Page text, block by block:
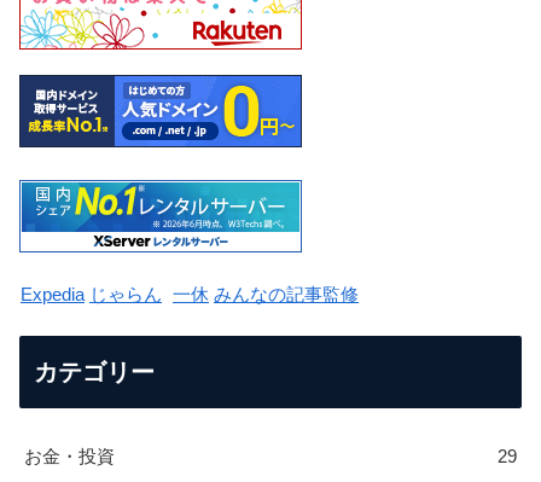
Expedia じゃらん 一休 みんなの記事監修
カテゴリー
お金・投資 29